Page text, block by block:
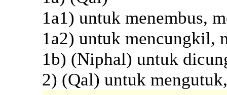
1a1) untuk menembus,
1a2) untuk mencungkil,
1b) (Niphal) untuk
2) (Qal) untuk